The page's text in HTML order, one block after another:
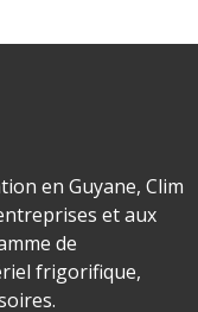
en Guyane, Clim
et aux
de
frigorifique,